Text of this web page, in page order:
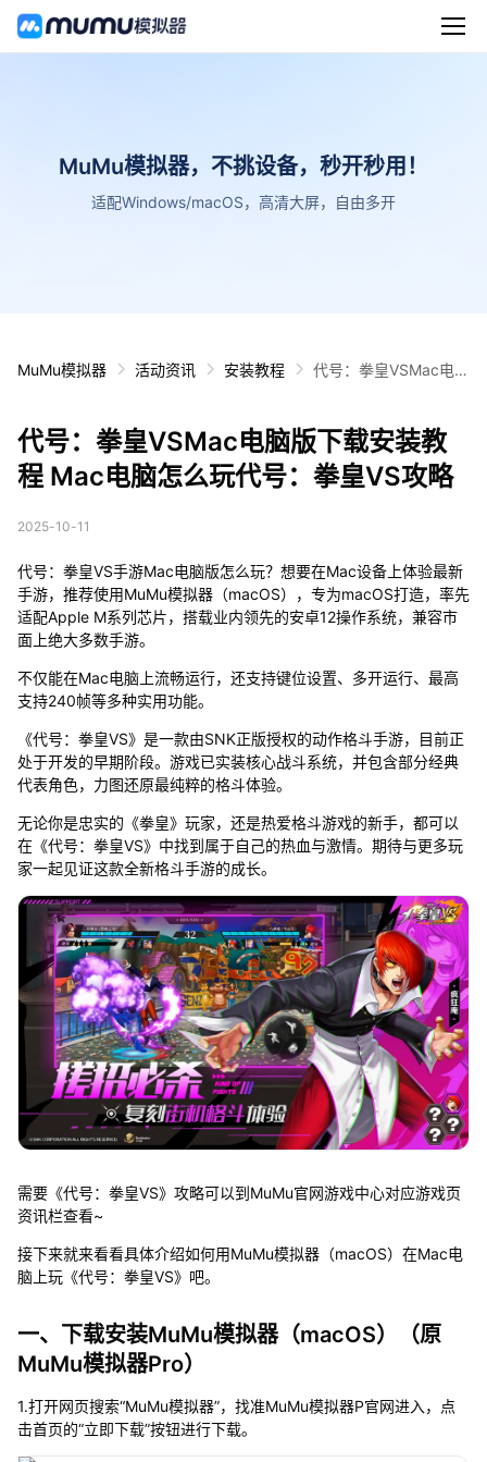
MuMu模拟器，不挑设备，秒开秒用！
适配Windows/macOS，高清大屏，自由多开
MuMu模拟器 活动资讯 安装教程
代号：拳皇VSMac电脑
攻略
代号：拳皇VSMac电脑版下载安装教
程 Mac电脑怎么玩代号：拳皇VS攻略
2025-10-11
代号：拳皇VS手游Mac电脑版怎么玩？想要在Mac设备上体验最新
手游，推荐使用MuMu模拟器（macOS），专为macOS打造，率先
适配Apple M系列芯片，搭载业内领先的安卓12操作系统，兼容市
面上绝大多数手游。
不仅能在Mac电脑上流畅运行，还支持键位设置、多开运行、最高
支持240帧等多种实用功能。
《代号：拳皇VS》是一款由SNK正版授权的动作格斗手游，目前正
处于开发的早期阶段。游戏已实装核心战斗系统，并包含部分经典
代表角色，力图还原最纯粹的格斗体验。
无论你是忠实的《拳皇》玩家，还是热爱格斗游戏的新手，都可以
在《代号：拳皇VS》中找到属于自己的热血与激情。期待与更多玩
家一起见证这款全新格斗手游的成长。
需要《代号：拳皇VS》攻略可以到MuMu官网游戏中心对应游戏页
资讯栏查看~
接下来就来看看具体介绍如何用MuMu模拟器（macOS）在Mac电
脑上玩《代号：拳皇VS》吧。
一、下载安装MuMu模拟器（macOS）（原
MuMu模拟器Pro）
1.打开网页搜索“MuMu模拟器”，找准MuMu模拟器P官网进入，点
击首页的“立即下载”按钮进行下载。